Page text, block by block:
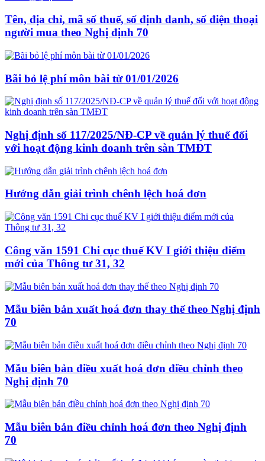
Tên, địa chỉ, mã số thuế, số định danh, số điện thoại
người mua theo Nghị định 70
Bãi bỏ lệ phí môn bài từ 01/01/2026
Nghị định số 117/2025/NĐ-CP về quản lý thuế đối
với hoạt động kinh doanh trên sàn TMĐT
Hướng dẫn giải trình chênh lệch hoá đơn
Công văn 1591 Chi cục thuế KV I giới thiệu điểm
mới của Thông tư 31, 32
Mẫu biên bản xuất hoá đơn thay thế theo Nghị định
70
Mẫu biên bản điều xuất hoá đơn điều chỉnh theo
Nghị định 70
Mẫu biên bản điều chỉnh hoá đơn theo Nghị định
70